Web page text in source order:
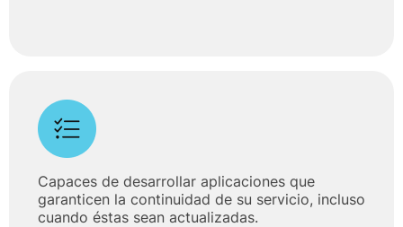
Capaces de desarrollar aplicaciones que
garanticen la continuidad de su servicio, incluso
cuando éstas sean actualizadas.